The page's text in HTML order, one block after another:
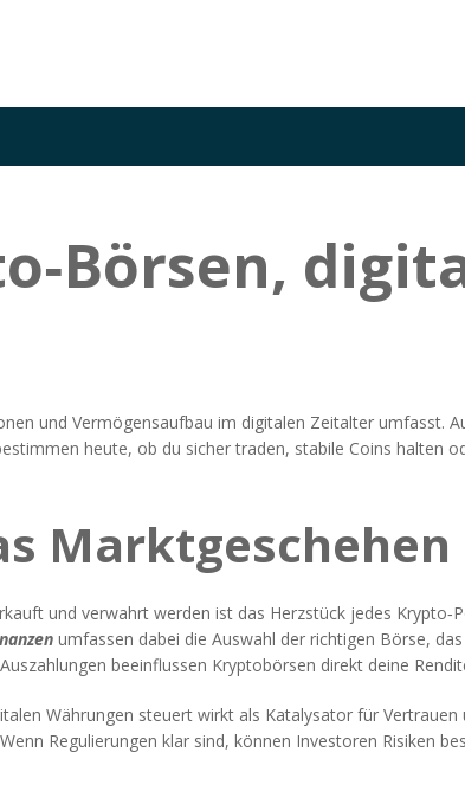
und Vermögensaufbau im digitalen Zeitalter umfasst.
heute, ob du sicher traden, stabile Coins halten
Marktgeschehen
und verwahrt werden ist das Herzstück jedes
umfassen dabei die Auswahl der richtigen Börse,
beeinflussen Kryptobörsen direkt deine
Währungen steuert wirkt als Katalysator für Vertrauen
Regulierungen klar sind, können Investoren Risiken